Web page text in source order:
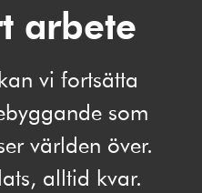
arbete
vi fortsätta
som
världen över.
alltid kvar.